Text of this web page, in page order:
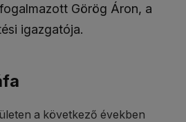
Görög Áron, a
igazgatója.
a következő években